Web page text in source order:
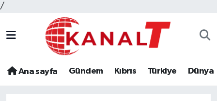
/
Ana sayfa Gündem Kıbrıs Türkiye Dünya